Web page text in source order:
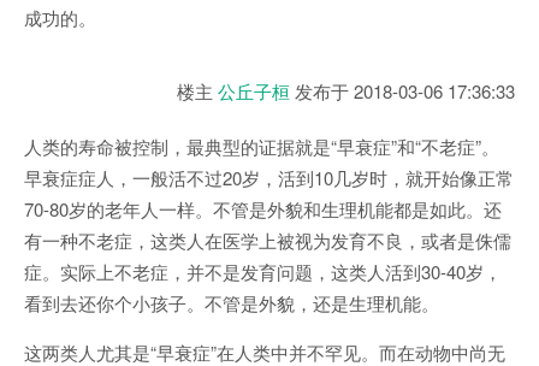
成功的。
楼主 公丘子桓 发布于2018-03-06 17:36:33
人类的寿命被控制，最典型的证据就是“早衰症”和“不老症”。
早衰症症人，一般活不过20岁，活到10几岁时，就开始像正常
70-80岁的老年人一样。不管是外貌和生理机能都是如此。还
有一种不老症，这类人在医学上被视为发育不良，或者是侏儒
症。实际上不老症，并不是发育问题，这类人活到30-40岁，
看到去还你个小孩子。不管是外貌，还是生理机能。
这两类人尤其是“早衰症”在人类中并不罕见。而在动物中尚无